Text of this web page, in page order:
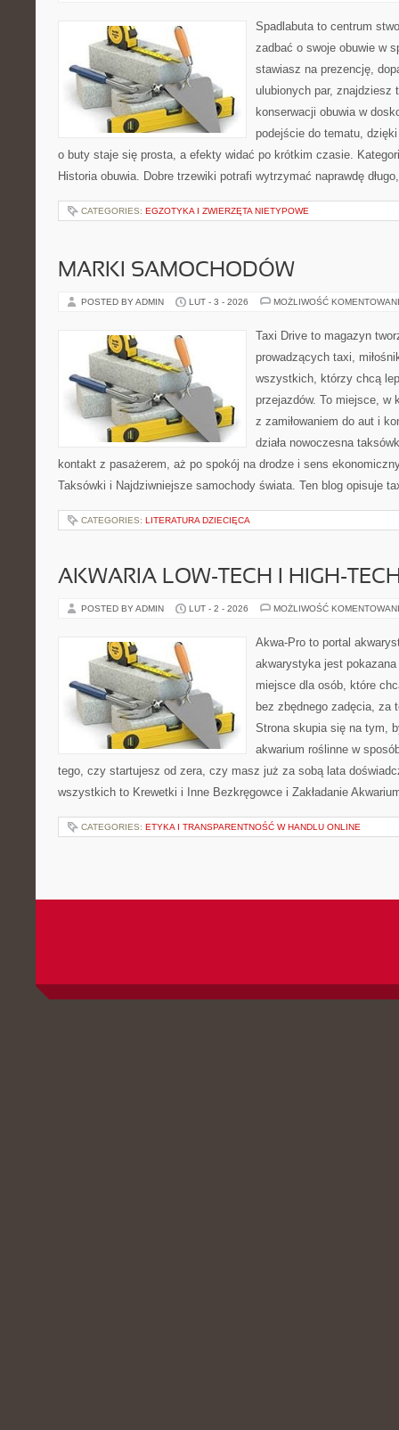
Spadlabuta to centrum
zadbać o swoje obuwie w
stawiasz na prezencję,
ulubionych par, znajdziesz
konserwacji obuwia w
podejście do tematu,
o buty staje się prosta, a efekty widać po krótkim czasie.
Historia obuwia. Dobre trzewiki potrafi wytrzymać naprawdę
CATEGORIES: EGZOTYKA I ZWIERZĘTA NIETYPOWE
MARKI SAMOCHODÓW
POSTED BY ADMIN LUT - 3 - 2026 MOŻLIWOŚĆ
Taxi Drive to magazyn
prowadzących taxi,
wszystkich, którzy chcą
przejazdów. To miejsce, w
z zamiłowaniem do aut i
działa nowoczesna
kontakt z pasażerem, aż po spokój na drodze i sens
Taksówki i Najdziwniejsze samochody świata. Ten blog opisuje
CATEGORIES: LITERATURA DZIECIĘCA
AKWARIA LOW-TECH I HIGH-
POSTED BY ADMIN LUT - 2 - 2026 MOŻLIWOŚĆ
Akwa-Pro to portal
akwarystyka jest
miejsce dla osób, które
bez zbędnego zadęcia, za
Strona skupia się na tym,
akwarium roślinne w
tego, czy startujesz od zera, czy masz już za sobą lata
wszystkich to Krewetki i Inne Bezkręgowce i Zakładanie
CATEGORIES: ETYKA I TRANSPARENTNOŚĆ W HANDLU ONLINE